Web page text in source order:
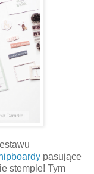
pasujące
stemple! Tym